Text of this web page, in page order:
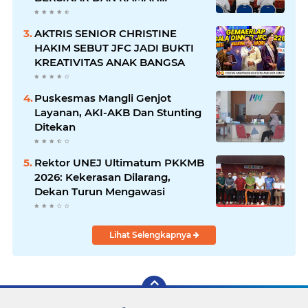
DISABILITAS
AKTRIS SENIOR CHRISTINE
HAKIM SEBUT JFC JADI BUKTI
KREATIVITAS ANAK BANGSA
Puskesmas Mangli Genjot
Layanan, AKI-AKB Dan Stunting
Ditekan
Rektor UNEJ Ultimatum PKKMB
2026: Kekerasan Dilarang,
Dekan Turun Mengawasi
Lihat Selengkapnya